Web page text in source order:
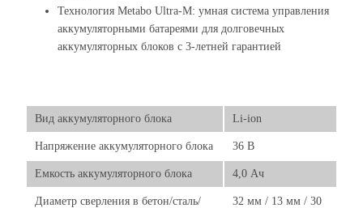
Технология Metabo Ultra-M: умная система управления
аккумуляторными батареями для долговечных
аккумуляторных блоков с 3-летней гарантией
Вид аккумуляторного блока Li-ion
Напряжение аккумуляторного блока 36 В
Емкость аккумуляторного блока 4,0 Ач
Диаметр сверления в бетон/сталь/
32 мм / 13 мм / 30